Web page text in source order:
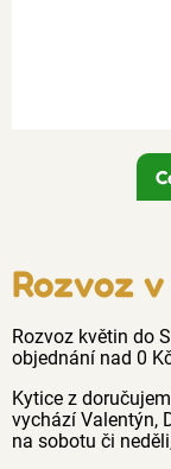
Rozvoz
Rozvoz květin do
objednání nad 0
Kytice z
vychází Valentýn,
na sobotu či